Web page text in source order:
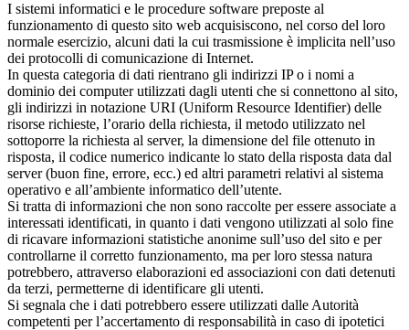
I sistemi informatici e le procedure software preposte al
funzionamento di questo sito web acquisiscono, nel corso del loro
normale esercizio, alcuni dati la cui trasmissione è implicita nell’uso
dei protocolli di comunicazione di Internet.
In questa categoria di dati rientrano gli indirizzi IP o i nomi a
dominio dei computer utilizzati dagli utenti che si connettono al sito,
gli indirizzi in notazione URI (Uniform Resource Identifier) delle
risorse richieste, l’orario della richiesta, il metodo utilizzato nel
sottoporre la richiesta al server, la dimensione del file ottenuto in
risposta, il codice numerico indicante lo stato della risposta data dal
server (buon fine, errore, ecc.) ed altri parametri relativi al sistema
operativo e all’ambiente informatico dell’utente.
Si tratta di informazioni che non sono raccolte per essere associate a
interessati identificati, in quanto i dati vengono utilizzati al solo fine
di ricavare informazioni statistiche anonime sull’uso del sito e per
controllarne il corretto funzionamento, ma per loro stessa natura
potrebbero, attraverso elaborazioni ed associazioni con dati detenuti
da terzi, permetterne di identificare gli utenti.
Si segnala che i dati potrebbero essere utilizzati dalle Autorità
competenti per l’accertamento di responsabilità in caso di ipotetici